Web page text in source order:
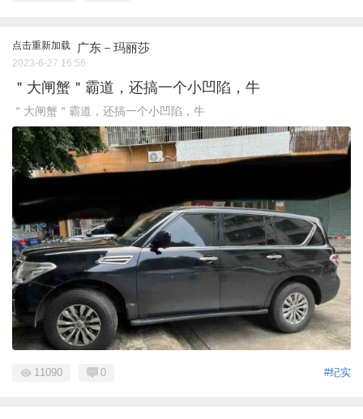
点击重新加载 广东－玛丽莎
2023-6-27 16:56
＂大闸蟹＂霸道，还搞一个小凹陷，牛
＂大闸蟹＂霸道，还搞一个小凹陷，牛
#纪实
11090 0